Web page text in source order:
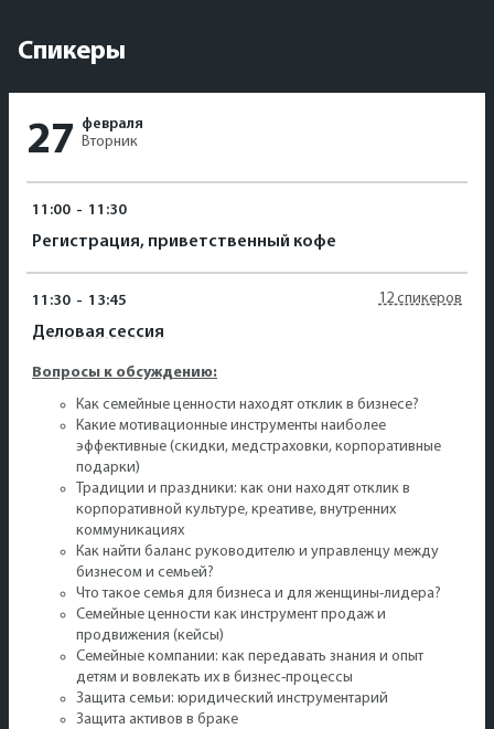
Спикеры
27 февраля
Вторник
11:00 - 11:30
Регистрация, приветственный кофе
11:30 - 13:45
Деловая сессия
12 спикеров
Вопросы к обсуждению:
Как семейные ценности находят отклик в бизнесе?
Какие мотивационные инструменты наиболее
эффективные (скидки, медстраховки, корпоративные
подарки)
Традиции и праздники: как они находят отклик в
корпоративной культуре, креативе, внутренних
коммуникациях
Как найти баланс руководителю и управленцу между
бизнесом и семьей?
Что такое семья для бизнеса и для женщины-лидера?
Семейные ценности как инструмент продаж и
продвижения (кейсы)
Семейные компании: как передавать знания и опыт
детям и вовлекать их в бизнес-процессы
Защита семьи: юридический инструментарий
Защита активов в браке